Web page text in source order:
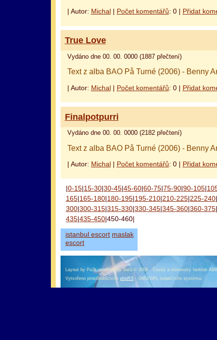
| Autor: Michal| Počet komentářů: 0 | Přidat
True Love
Vydáno dne 00. 00. 0000 (1887 přečtení)
Text z alba BAO På Turné (2006) - Benny
| Autor: Michal| Počet komentářů: 0 | Přidat
Finalpotpurri
Vydáno dne 00. 00. 0000 (2182 přečtení)
Text z alba BAO På Turné (2006) - Benny
| Autor: Michal| Počet komentářů: 0 | Přidat
|0-15|15-30|30-45|45-60|60-75|75-90|90-105|
165|165-180|180-195|195-210|210-225|225-240|
300|300-315|315-330|330-345|345-360|360-375|
435|435-450|450-460|
istanbul escort maslak
escort
Layout by Pa3k modified by Safa © 2006 - Český a slovenský fanklub
Vytvořeno prostřednictvím phpRS - GNU/GPL redakčního systému.